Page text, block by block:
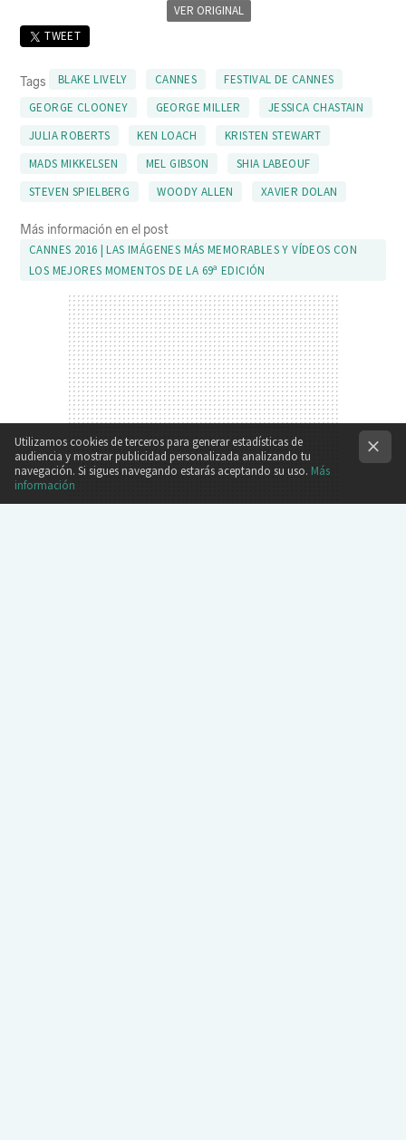
VER ORIGINAL
TWEET
Tags BLAKE LIVELY CANNES
FESTIVAL DE CANNES
GEORGE CLOONEY
GEORGE MILLER
JESSICA CHASTAIN
JULIA ROBERTS
KEN LOACH
KRISTEN STEWART
MADS MIKKELSEN
MEL GIBSON
SHIA LABEOUF
STEVEN SPIELBERG
WOODY ALLEN XAVIER DOLAN
Más información en el post
CANNES 2016 | LAS IMÁGENES MÁS MEMORABLES Y VÍDEOS CON
LOS MEJORES MOMENTOS DE LA 69ª EDICIÓN
Utilizamos cookies de terceros para generar estadísticas de
audiencia y mostrar publicidad personalizada analizando tu
navegación. Si sigues navegando estarás aceptando su uso. Más
información